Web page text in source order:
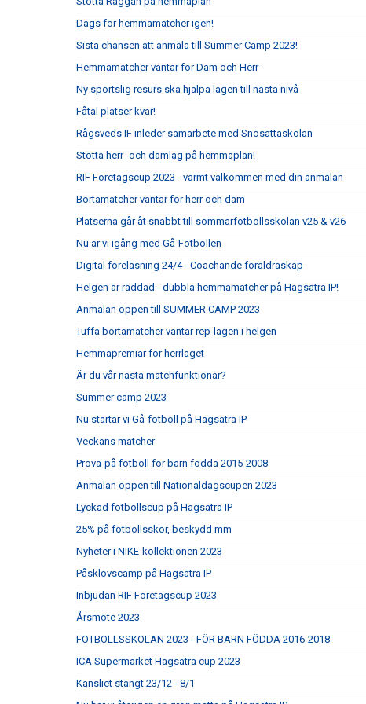
Dags för hemmamatcher igen!
Sista chansen att anmäla till Summer Camp 2023!
Hemmamatcher väntar för Dam och Herr
Ny sportslig resurs ska hjälpa lagen till nästa nivå
Fåtal platser kvar!
Rågsveds IF inleder samarbete med Snösättaskolan
Stötta herr- och damlag på hemmaplan!
RIF Företagscup 2023 - varmt välkommen med din anmälan
Bortamatcher väntar för herr och dam
Platserna går åt snabbt till sommarfotbollsskolan v25 & v26
Nu är vi igång med Gå-Fotbollen
Digital föreläsning 24/4 - Coachande föräldraskap
Helgen är räddad - dubbla hemmamatcher på Hagsätra IP!
Anmälan öppen till SUMMER CAMP 2023
Tuffa bortamatcher väntar rep-lagen i helgen
Hemmapremiär för herrlaget
Är du vår nästa matchfunktionär?
Summer camp 2023
Nu startar vi Gå-fotboll på Hagsätra IP
Veckans matcher
Prova-på fotboll för barn födda 2015-2008
Anmälan öppen till Nationaldagscupen 2023
Lyckad fotbollscup på Hagsätra IP
25% på fotbollsskor, beskydd mm
Nyheter i NIKE-kollektionen 2023
Påsklovscamp på Hagsätra IP
Inbjudan RIF Företagscup 2023
Årsmöte 2023
FOTBOLLSSKOLAN 2023 - FÖR BARN FÖDDA 2016-2018
ICA Supermarket Hagsätra cup 2023
Kansliet stängt 23/12 - 8/1